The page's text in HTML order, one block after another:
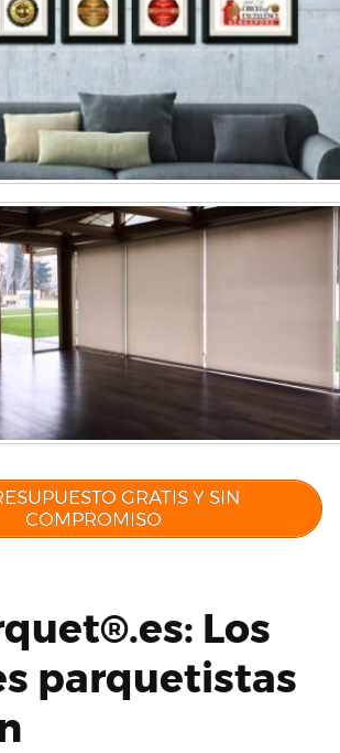
GRATIS Y SIN
COMPROMISO
Los
parquetistas